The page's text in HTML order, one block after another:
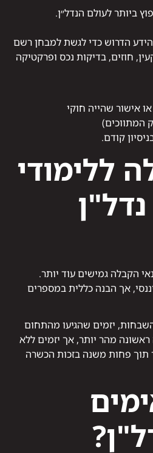
ביותר לעולם הנדל״ן.
הדרוש כדי לגשת למבחן רשם
חוזים, בדיקות נכס ופרקטיקה
אישור שהייה חוקי
המתווכים)
קודם.
ללימודי
הקבלה גמישים עוד יותר.
אך הבנה כללית במספרים
יזמים שהגיעו מהתחום
מהר יותר, אך יזמים ללא
פחות משנה בזכות הכשרה